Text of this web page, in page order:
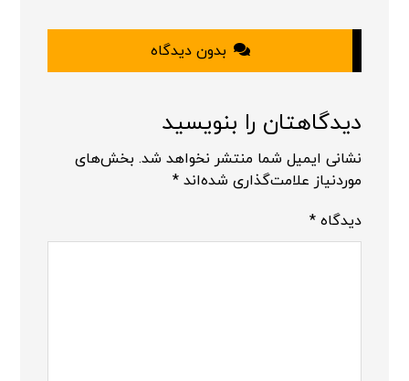
بدون دیدگاه
دیدگاهتان را بنویسید
نشانی ایمیل شما منتشر نخواهد شد. بخش‌های
موردنیاز علامت‌گذاری شده‌اند*
دیدگاه*